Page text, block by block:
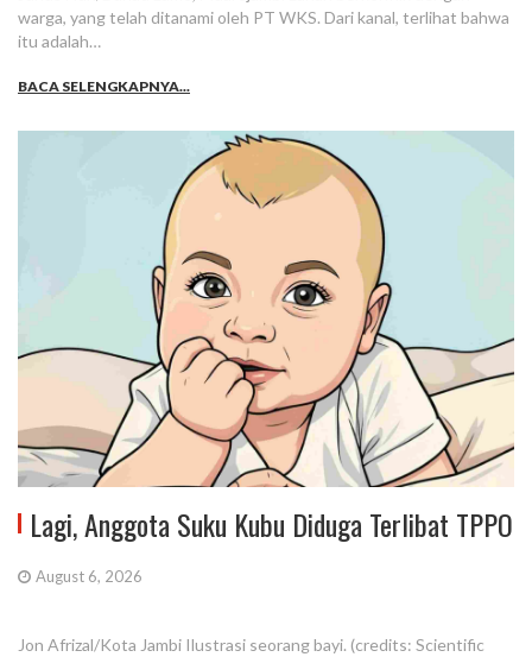
warga, yang telah ditanami oleh PT WKS. Dari kanal, terlihat bahwa
itu adalah…
BACA SELENGKAPNYA...
Lagi, Anggota Suku Kubu Diduga Terlibat TPPO
August 6, 2026
Jon Afrizal/Kota Jambi Ilustrasi seorang bayi. (credits: Scientific